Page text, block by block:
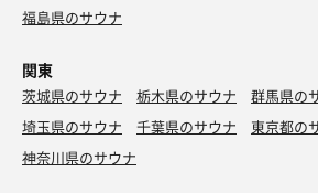
ません。
さすが療養泉の効果か、帰りの南海
に爽快な清涼感が残りました。
福島県のサウナ
関東
茨城県のサウナ 栃木県のサウナ
群馬県の
埼玉県のサウナ
千葉県のサウナ
東京都の
神奈川県のサウナ